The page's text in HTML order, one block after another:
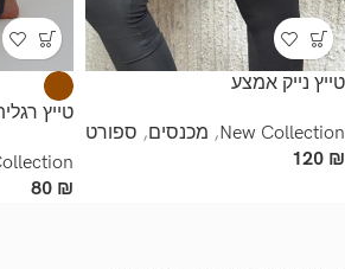
טייץ נייק אמצע
New Collection
, מכנסים, ספורט
120 ₪
טייץ
80 ₪